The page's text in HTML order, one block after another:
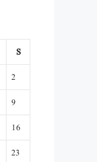
S
2
9
16
23